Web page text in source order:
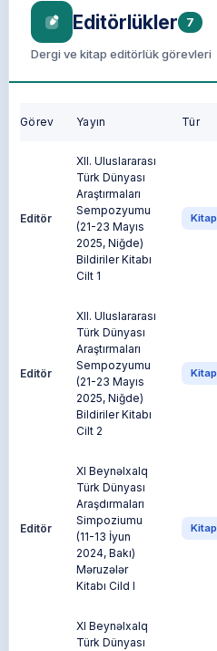
Editörlükler 7
Dergi ve kitap editörlük görevleri
Görev Yayın Tür
Editör
XII. Uluslararası
Türk Dünyası
Araştırmaları
Sempozyumu
(21-23 Mayıs
2025, Niğde)
Bildiriler Kitabı
Cilt 1
Kitap
Editör
XII. Uluslararası
Türk Dünyası
Araştırmaları
Sempozyumu
(21-23 Mayıs
2025, Niğde)
Bildiriler Kitabı
Cilt 2
Kitap
Editör
XI Beynəlxalq
Türk Dünyası
Araşdırmaları
Simpoziumu
(11-13 İyun
2024, Bakı)
Məruzələr
Kitabı Cild I
Kitap
XI Beynəlxalq
Türk Dünyası